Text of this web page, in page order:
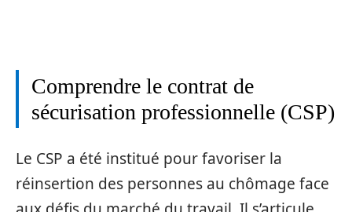
Comprendre le contrat de
sécurisation professionnelle (CSP)
Le CSP a été institué pour favoriser la
réinsertion des personnes au chômage face